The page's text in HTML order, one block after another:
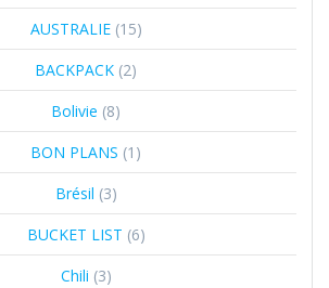
AUSTRALIE(15)
BACKPACK (2)
Bolivie (8)
BON PLANS (1)
Brésil (3)
BUCKET LIST (6)
Chili (3)